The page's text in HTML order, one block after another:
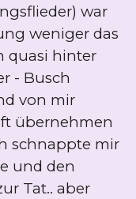
war
weniger das
quasi hinter
- Busch
von mir
übernehmen
schnappte mir
und den
Tat.. aber